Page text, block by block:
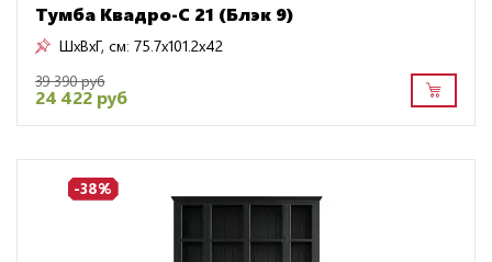
Тумба Квадро-С 21 (Блэк 9)
ШxВxГ, см: 75.7x101.2x42
39 390 руб
24 422 руб
-38%